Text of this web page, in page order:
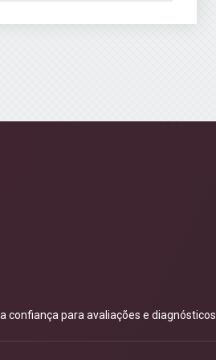
para avaliações e diagnósticos.